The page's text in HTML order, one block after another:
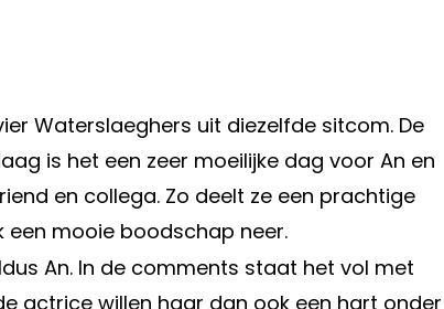
Waterslaeghers uit diezelfde sitcom. De
is het een zeer moeilijke dag voor An en
en collega. Zo deelt ze een prachtige
mooie boodschap neer.
An. In de comments staat het vol met
actrice willen haar dan ook een hart onder